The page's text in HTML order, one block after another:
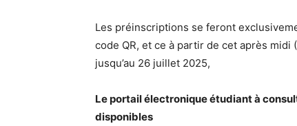
Les préinscriptions se feront
code QR, et ce à partir de cet après
jusqu’au 26 juillet 2025,
Le portail électronique étudiant à
disponibles